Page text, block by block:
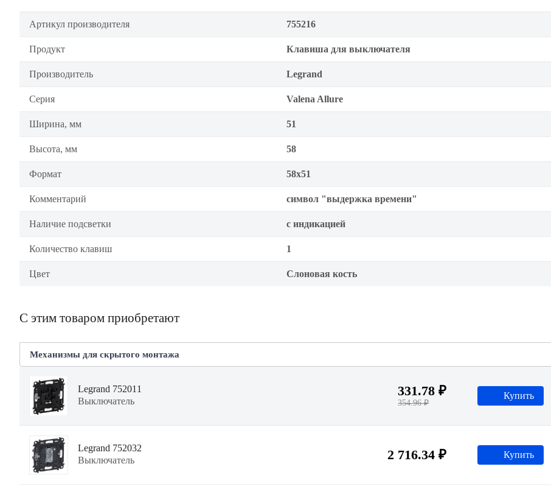
Артикул производителя 755216
Продукт Клавиша для выключателя
Производитель Legrand
Серия Valena Allure
Ширина, мм 51
Высота, мм 58
Формат 58x51
Комментарий символ "выдержка времени"
Наличие подсветки с индикацией
Количество клавиш 1
Цвет Слоновая кость
С этим товаром приобретают
Механизмы для скрытого монтажа
Legrand 752011
Выключатель
331.78 ₽
354.96 ₽
Купить
Legrand 752032
Выключатель
2 716.34 ₽ Купить